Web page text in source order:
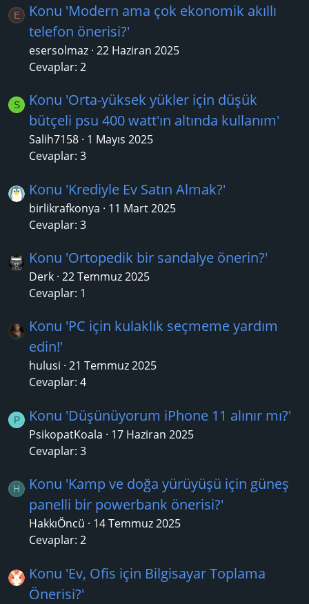
E
Konu 'Modern ama çok ekonomik akıllı
telefon önerisi?'
esersolmaz 22 Haziran 2025
Cevaplar: 2
S
Konu 'Orta-yüksek yükler için düşük
bütçeli psu 400 watt'ın altında kullanım'
Salih7158 1 Mayıs 2025
Cevaplar: 3
Konu 'Krediyle Ev Satın Almak?'
birlikrafkonya
11 Mart 2025
Cevaplar: 3
Konu 'Ortopedik bir sandalye önerin?'
Derk 22 Temmuz 2025
Cevaplar: 1
Konu 'PC için kulaklık seçmeme yardım
edin!'
hulusi 21 Temmuz 2025
Cevaplar: 4
P Konu 'Düşünüyorum iPhone 11 alınır mı?'
PsikopatKoala
17 Haziran 2025
Cevaplar: 3
H
Konu 'Kamp ve doğa yürüyüşü için güneş
panelli bir powerbank önerisi?'
HakkıÖncü
14 Temmuz 2025
Cevaplar: 2
Konu 'Ev, Ofis için Bilgisayar Toplama
Önerisi?'